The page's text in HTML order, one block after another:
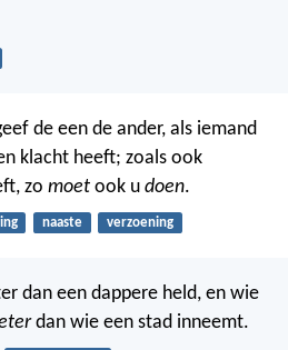
de een de ander, als iemand
klacht heeft; zoals ook
zo moet ook u doen.
naaste verzoening
dan een dappere held, en wie
dan wie een stad inneemt.